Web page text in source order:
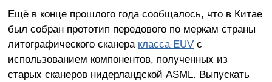
Ещё в конце прошлого года сообщалось, что в Китае
был собран прототип передового по меркам страны
литографического сканера класса EUVс
использованием компонентов, полученных из
старых сканеров нидерландской ASML. Выпускать